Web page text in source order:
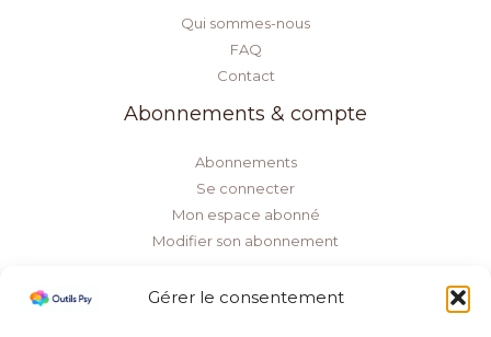
Gérer le consentement
Qui sommes-nous
FAQ
Contact
Abonnements & compte
Abonnements
Se connecter
Mon espace abonné
Modifier son abonnement